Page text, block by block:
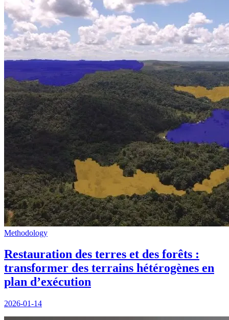
Methodology
Restauration des terres et des forêts :
transformer des terrains hétérogènes en
plan d’exécution
2026-01-14